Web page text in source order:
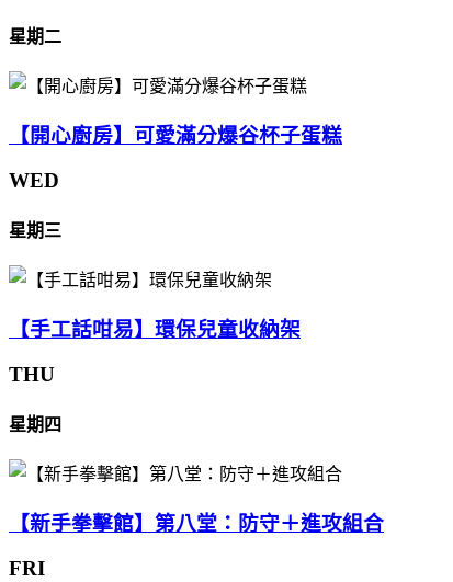
星期二
【開心廚房】可愛滿分爆谷杯子蛋糕
WED
星期三
【手工話咁易】環保兒童收納架
THU
星期四
【新手拳擊館】第八堂：防守＋進攻組合
FRI